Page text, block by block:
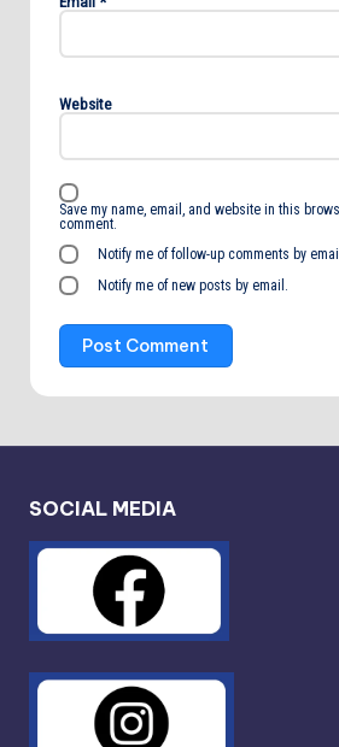
Website
Save my name, email, and website in this
comment.
Notify me of follow-up comments by
Notify me of new posts by email.
SOCIAL MEDIA